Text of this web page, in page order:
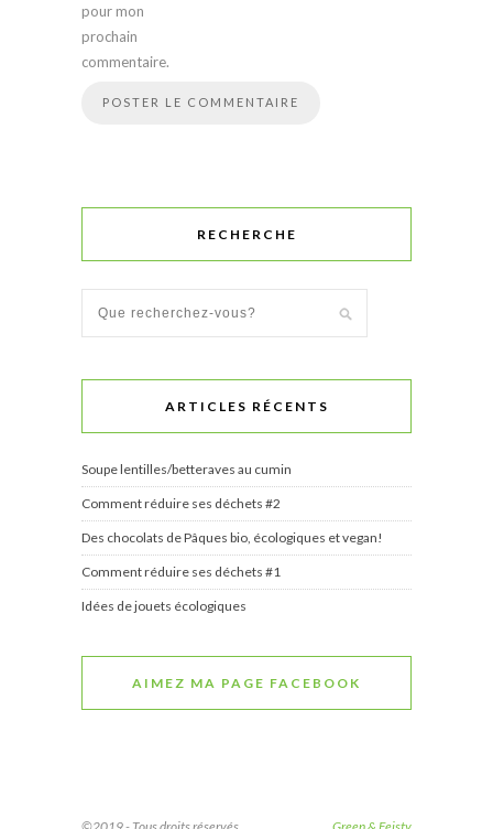
pour mon
prochain
commentaire.
RECHERCHE
ARTICLES RÉCENTS
Soupe lentilles/betteraves au cumin
Comment réduire ses déchets #2
Des chocolats de Pâques bio, écologiques et vegan!
Comment réduire ses déchets #1
Idées de jouets écologiques
AIMEZ MA PAGE FACEBOOK